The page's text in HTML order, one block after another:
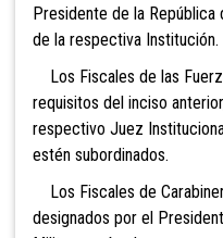
Presidente de la
de la respectiva Institución.
Los Fiscales de las
requisitos del inciso
respectivo Juez
estén subordinados.
Los Fiscales de
designados por el